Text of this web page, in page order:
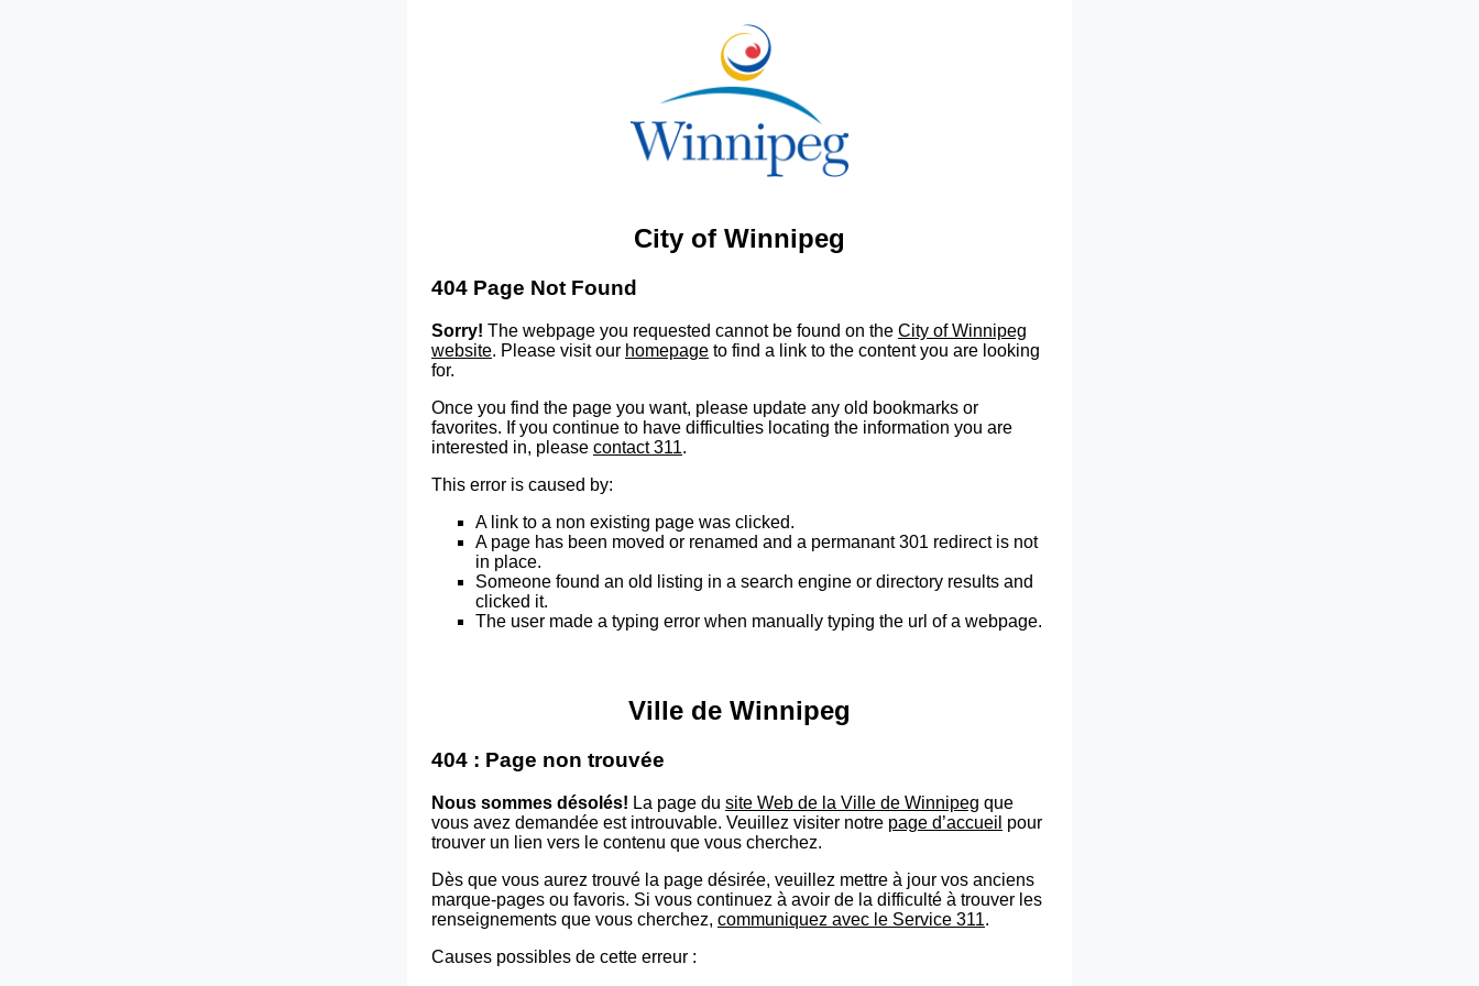
City of Winnipeg
404 Page Not Found
Sorry! The webpage you requested cannot be found on the City of Winnipeg
website. Please visit our homepage to find a link to the content you are looking
for.
Once you find the page you want, please update any old bookmarks or
favorites. If you continue to have difficulties locating the information you are
interested in, please contact 311.
This error is caused by:
A link to a non existing page was clicked.
A page has been moved or renamed and a permanant 301 redirect is not
in place.
Someone found an old listing in a search engine or directory results and
clicked it.
The user made a typing error when manually typing the url of a webpage.
Ville de Winnipeg
404 : Page non trouvée
Nous sommes désolés! La page du site Web de la Ville de Winnipeg que
vous avez demandée est introuvable. Veuillez visiter notre page d’accueil pour
trouver un lien vers le contenu que vous cherchez.
Dès que vous aurez trouvé la page désirée, veuillez mettre à jour vos anciens
marque-pages ou favoris. Si vous continuez à avoir de la difficulté à trouver les
renseignements que vous cherchez, communiquez avec le Service 311.
Causes possibles de cette erreur :